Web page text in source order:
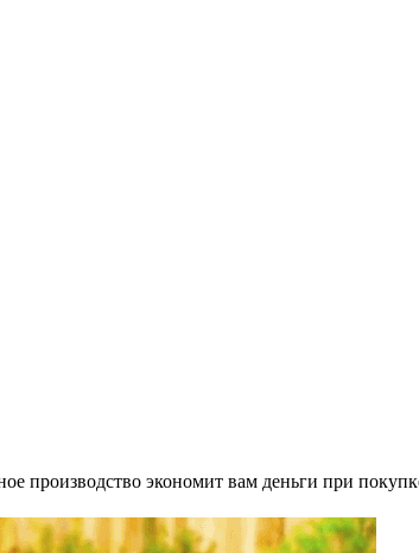
производство экономит вам деньги при